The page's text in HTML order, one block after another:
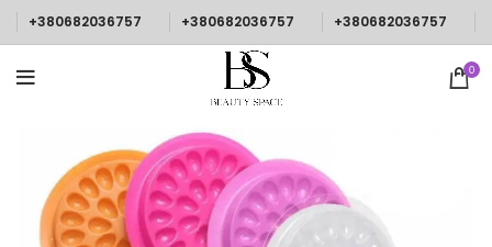
+380682036757 +380682036757 +380682036757
0